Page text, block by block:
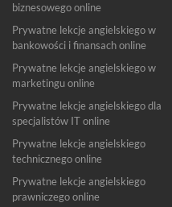
biznesowego online
Prywatne lekcje angielskiego w
bankowości i finansach online
Prywatne lekcje angielskiego w
marketingu online
Prywatne lekcje angielskiego dla
specjalistów IT online
Prywatne lekcje angielskiego
technicznego online
Prywatne lekcje angielskiego
prawniczego online